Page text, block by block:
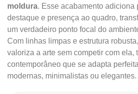
moldura. Esse acabamento adiciona
destaque e presença ao quadro,
um verdadeiro ponto focal do
Com linhas limpas e estrutura
valoriza a arte sem competir com ela,
contemporâneo que se adapta
modernas, minimalistas ou elegantes.